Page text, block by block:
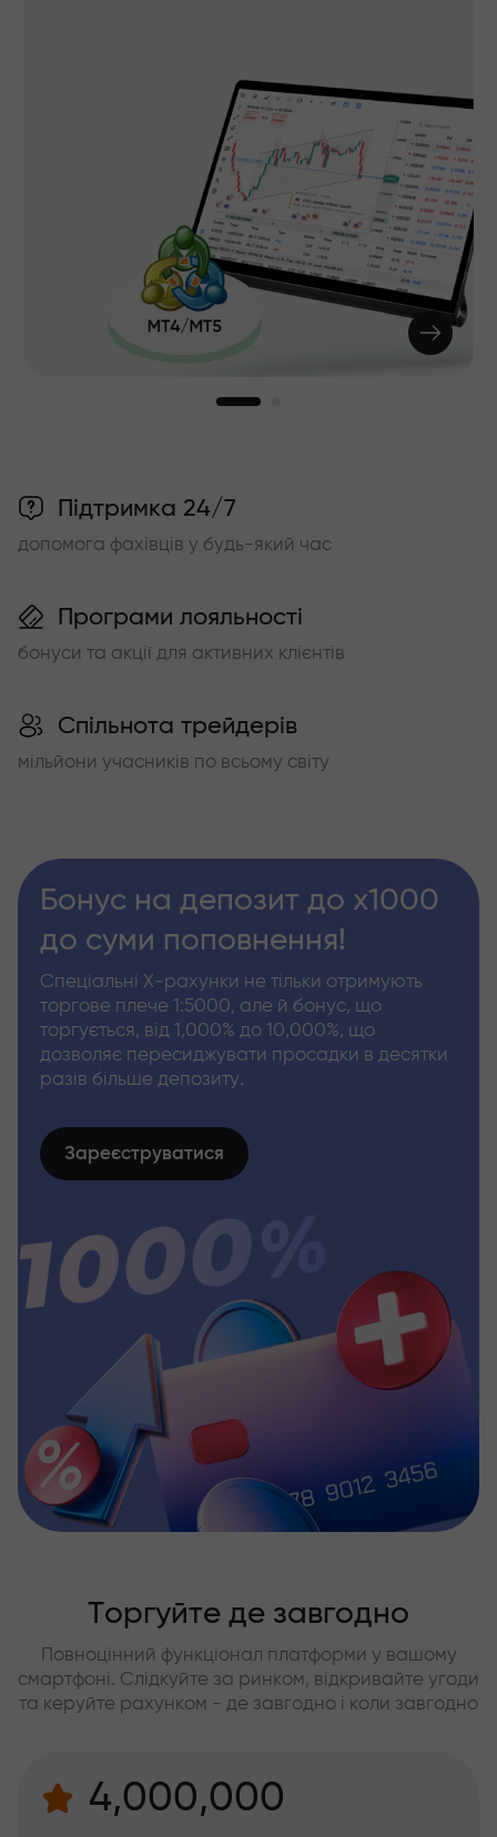
Підтримка 24/7
допомога фахівців у будь-який час
Програми лояльності
бонуси та акції для активних клієнтів
Спільнота трейдерів
мільйони учасників по всьому світу
Бонус на депозит до х1000
до суми поповнення!
Спеціальні Х-рахунки не тільки отримують
торгове плече 1:5000, але й бонус, що
торгується, від 1,000% до 10,000%, що
дозволяє пересиджувати просадки в десятки
разів більше депозиту.
Зареєструватися
Торгуйте де завгодно
Повноцінний функціонал платформи у вашому
смартфоні. Слідкуйте за ринком, відкривайте угоди
та керуйте рахунком - де завгодно і коли завгодно
4,000,000